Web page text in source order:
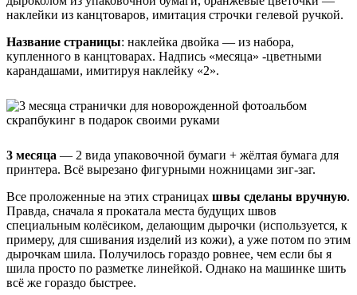
наклейки из канцтоваров, имитация строчки гелевой ручкой.
Название страницы: наклейка двойка — из набора,
купленного в канцтоварах. Надпись «месяца» -цветными
карандашами, имитируя наклейку «2».
3 месяца — 2 вида упаковочной бумаги + жёлтая бумага для
принтера. Всё вырезано фигурными ножницами зиг-заг.
Все проложенные на этих страницах швы сделаны вручную.
Правда, сначала я прокатала места будущих швов
специальным колёсиком, делающим дырочки (используется, к
примеру, для сшивания изделий из кожи), а уже потом по этим
дырочкам шила. Получилось гораздо ровнее, чем если бы я
шила просто по разметке линейкой. Однако на машинке шить
всё же гораздо быстрее.